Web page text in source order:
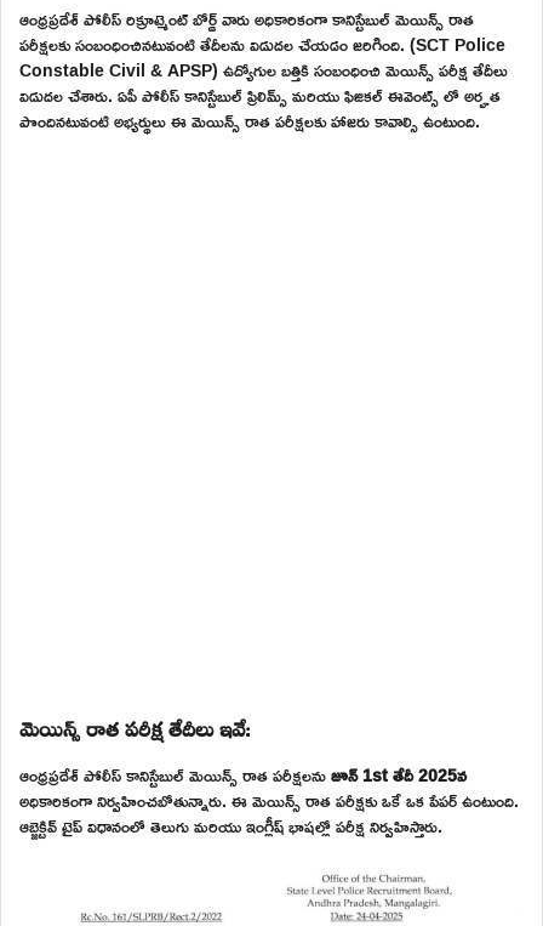
ఆంధ్రప్రదేశ్ పోలీస్ రిక్రూట్మెంట్ బోర్డ్ వారు అధికారికంగా కానిస్టేబుల్ మెయిన్స్ రాత
పరీక్షలకు సంబంధించినటువంటి తేదీలను విడుదల చేయడం జరిగింది. (SCT Police
Constable Civil & APSP) ఉద్యోగుల బత్తికి సంబంధించి మెయిన్స్ పరీక్ష తేదీలు
విడుదల చేశారు. ఏపీ పోలీస్ కానిస్టేబుల్ ప్రిలిమ్స్ మరియు ఫిజికల్ ఈవెంట్స్ లో అర్హత
పొందినటువంటి అభ్యర్థులు ఈ మెయిన్స్ రాత పరీక్షలకు హాజరు కావాల్సి ఉంటుంది.
మెయిన్స్ రాత పరీక్ష తేదీలు ఇవే:
ఆంధ్రప్రదేశ్ పోలీస్ కానిస్టేబుల్ మెయిన్స్ రాత పరీక్షలనుజూన్ 1st తేదీ 2025న
అధికారికంగా నిర్వహించబోతున్నారు. ఈ మెయిన్స్ రాత పరీక్షకు ఒకే ఒక పేపర్ ఉంటుంది.
ఆబ్జెక్టివ్ టైప్ విధానంలో తెలుగు మరియు ఇంగ్లీష్ భాషల్లో పరీక్ష నిర్వహిస్తారు.